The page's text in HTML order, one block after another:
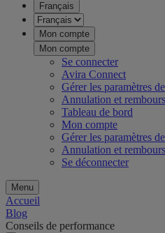
Français
Mon compte
Mon compte
Se connecter
Avira Connect
Gérer les paramètres
Annulation et
Tableau de bord
Mon compte
Gérer les paramètres
Annulation et
Se déconnecter
Menu
Accueil
Blog
Conseils de performance